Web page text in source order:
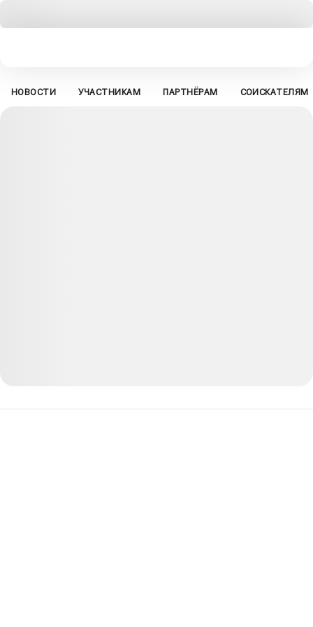
НОВОСТИ УЧАСТНИКАМ ПАРТНЁРАМ СОИСКАТЕЛЯМ